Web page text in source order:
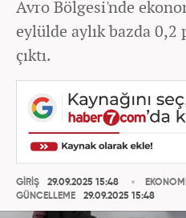
Avro Bölgesi'nde
eylülde aylık bazda 0,2
çıktı.
GİRİŞ
29.09.2025 15:48
GÜNCELLEME
29.09.2025 15:48
EKONOMİ